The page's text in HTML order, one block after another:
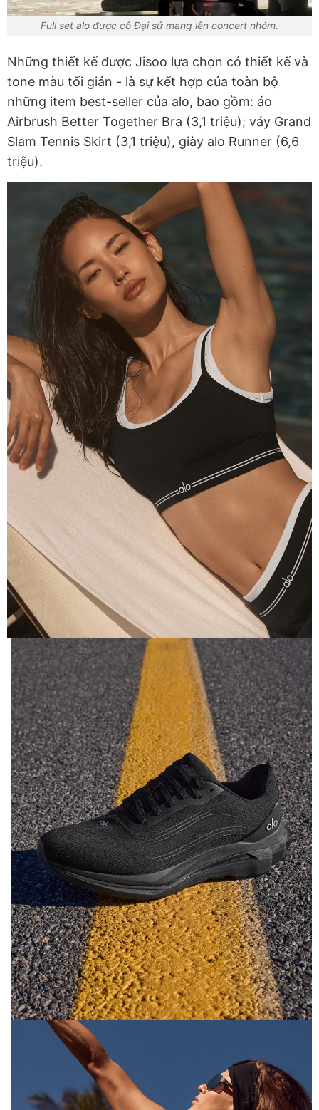
Full set alo được cô Đại sứ mang lên concert nhóm.
Những thiết kế được Jisoo lựa chọn có thiết kế và
tone màu tối giản - là sự kết hợp của toàn bộ
những item best-seller của alo, bao gồm: áo
Airbrush Better Together Bra (3,1 triệu); váy Grand
Slam Tennis Skirt (3,1 triệu), giày alo Runner (6,6
triệu).